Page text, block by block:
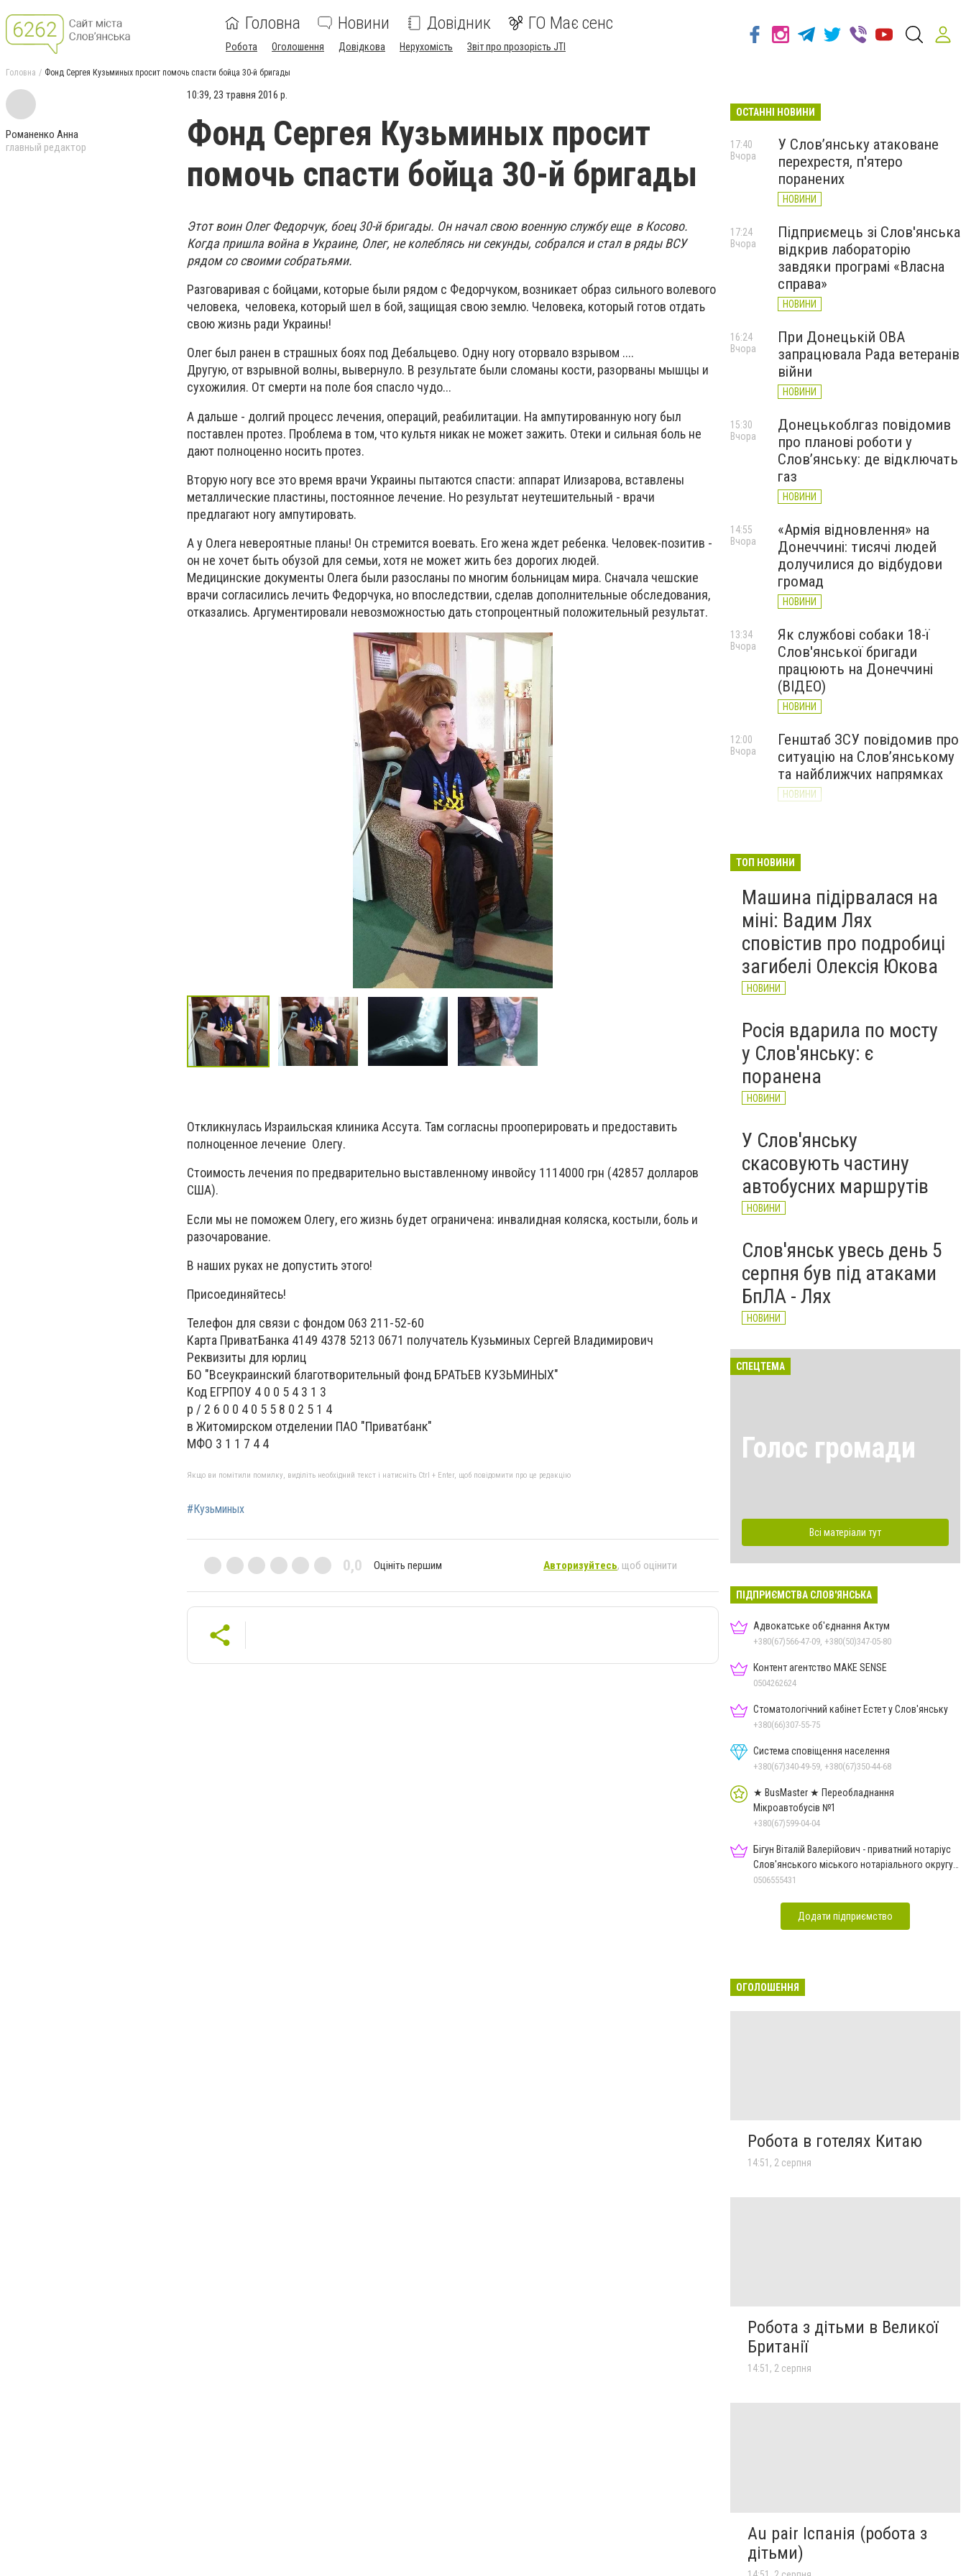
Головна Новини Довідник ГО Має сенс
Робота Оголошення Довідкова Нерухомість Звіт про прозорість JTI
Головна Фонд Сергея Кузьминых просит помочь спасти бойца 30-й бригады
Романенко Анна
главный редактор
10:39, 23 травня 2016 р.
Фонд Сергея Кузьминых просит
помочь спасти бойца 30-й бригады
Этот воин Олег Федорчук, боец ​​30-й бригады. Он начал свою военную службу еще в Косово.
Когда пришла война в Украине, Олег, не колеблясь ни секунды, собрался и стал в ряды ВСУ
рядом со своими собратьями.
Разговаривая с бойцами, которые были рядом с Федорчуком, возникает образ сильного волевого
человека, человека, который шел в бой, защищая свою землю. Человека, который готов отдать
свою жизнь ради Украины!
Олег был ранен в страшных боях под Дебальцево. Одну ногу оторвало взрывом ....
Другую, от взрывной волны, вывернуло. В результате были сломаны кости, разорваны мышцы и
сухожилия. От смерти на поле боя спасло чудо...
А дальше - долгий процесс лечения, операций, реабилитации. На ампутированную ногу был
поставлен ​​протез. Проблема в том, что культя никак не может зажить. Отеки и сильная боль не
дают полноценно носить протез.
Вторую ногу все это время врачи Украины пытаются спасти: аппарат Илизарова, вставлены
металлические пластины, постоянное лечение. Но результат неутешительный - врачи
предлагают ногу ампутировать.
А у Олега невероятные планы! Он стремится воевать. Его жена ждет ребенка. Человек-позитив -
он не хочет быть обузой для семьи, хотя не может жить без дорогих людей.
Медицинские документы Олега были разосланы по многим больницам мира. Сначала чешские
врачи согласились лечить Федорчука, но впоследствии, сделав дополнительные обследования,
отказались. Аргументировали невозможностью дать стопроцентный положительный результат.
Откликнулась Израильская клиника Ассута. Там согласны прооперировать и предоставить
полноценное лечение Олегу.
Стоимость лечения по предварительно выставленному инвойсу 1114000 грн (42857 долларов
США).
Если мы не поможем Олегу, его жизнь будет ограничена: инвалидная коляска, костыли, боль и
разочарование.
В наших руках не допустить этого!
Присоединяйтесь!
Телефон для связи с фондом 063 211-52-60
Карта ПриватБанка 4149 4378 5213 0671 получатель Кузьминых Сергей Владимирович
Реквизиты для юрлиц
БО "Всеукраинский благотворительный фонд БРАТЬЕВ КУЗЬМИНЫХ"
Код ЕГРПОУ 4 0 0 5 4 3 1 3
р / 2 6 0 0 4 0 5 5 8 0 2 5 1 4
в Житомирском отделении ПАО "Приватбанк"
МФО 3 1 1 7 4 4
Якщо ви помітили помилку, виділіть необхідний текст і натисніть Ctrl + Enter, щоб повідомити про це редакцію
#Кузьминых
0,0 Оцініть першим Авторизуйтесь, щоб оцінити
ОСТАННІ НОВИНИ
У Слов’янську атаковане
перехрестя, п'ятеро
поранених
НОВИНИ
17:40
Вчора
Підприємець зі Слов'янська
відкрив лабораторію
завдяки програмі «Власна
справа»
НОВИНИ
17:24
Вчора
При Донецькій ОВА
запрацювала Рада ветеранів
війни
НОВИНИ
16:24
Вчора
Донецькоблгаз повідомив
про планові роботи у
Слов’янську: де відключать
газ
НОВИНИ
15:30
Вчора
«Армія відновлення» на
Донеччині: тисячі людей
долучилися до відбудови
громад
НОВИНИ
14:55
Вчора
Як службові собаки 18-ї
Слов'янської бригади
працюють на Донеччині
(ВІДЕО)
НОВИНИ
13:34
Вчора
Генштаб ЗСУ повідомив про
ситуацію на Слов’янському
та найближчих напрямках
НОВИНИ
12:00
Вчора
великої війни: 7 серпня
ТОП НОВИНИ
Машина підірвалася на
міні: Вадим Лях
сповістив про подробиці
загибелі Олексія Юкова
НОВИНИ
Росія вдарила по мосту
у Слов'янську: є
поранена
НОВИНИ
У Слов'янську
скасовують частину
автобусних маршрутів
НОВИНИ
Слов'янськ увесь день 5
серпня був під атаками
БпЛА - Лях
НОВИНИ
СПЕЦТЕМА
Голос громади
Всі матеріали тут
ПІДПРИЄМСТВА СЛОВ'ЯНСЬКА
Адвокатське об'єднання Актум
+380(67)566-47-09, +380(50)347-05-80
Контент агентство MAKE SENSE
0504262624
Стоматологічний кабінет Естет у Слов'янську
+380(66)307-55-75
Система сповіщення населення
+380(67)340-49-59, +380(67)350-44-68
★ BusMaster ★ Переобладнання
Мікроавтобусів №1
+380(67)599-04-04
Бігун Віталій Валерійович - приватний нотаріус
Слов'янського міського нотаріального округу
Дон.обл.
0506555431
Додати підприємство
ОГОЛОШЕННЯ
Робота в готелях Китаю
14:51, 2 серпня
Робота з дітьми в Великої
Британії
14:51, 2 серпня
Au pair Іспанія (робота з
дітьми)